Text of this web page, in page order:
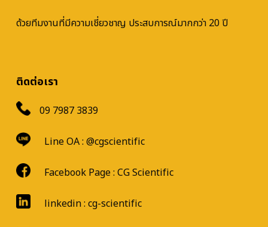
ด้วยทีมงานที่มีความเชี่ยวชาญ ประสบการณ์มากกว่า 20 ปี
ติดต่อเรา
09 7987 3839
Line OA : @cgscientific
Facebook Page : CG Scientific
linkedin : cg-scientific